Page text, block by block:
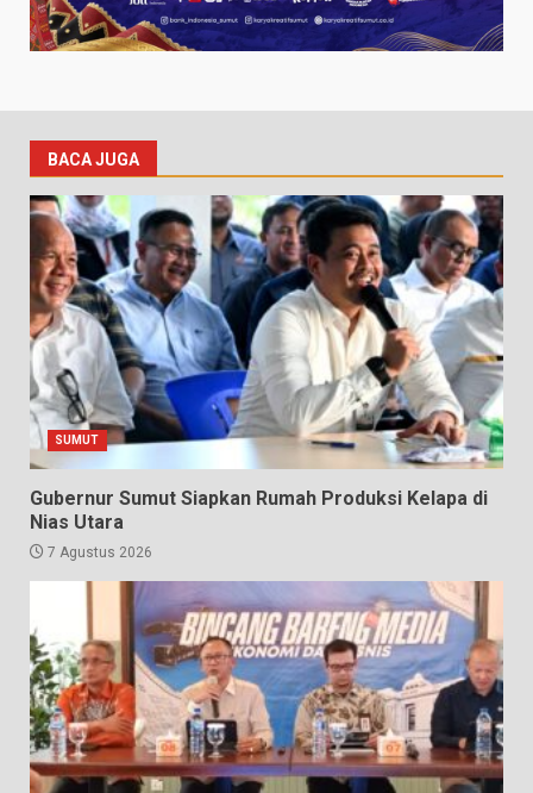
BACA JUGA
SUMUT
Gubernur Sumut Siapkan Rumah Produksi Kelapa di
Nias Utara
7 Agustus 2026